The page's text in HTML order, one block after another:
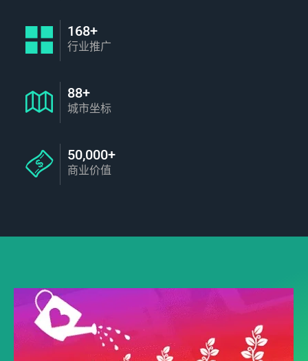
168+
行业推广
88+
城市坐标
50,000+
商业价值